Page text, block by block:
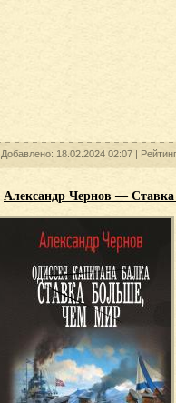
Добавлено: 18.02.2024 02:07 |
Александр Чернов —